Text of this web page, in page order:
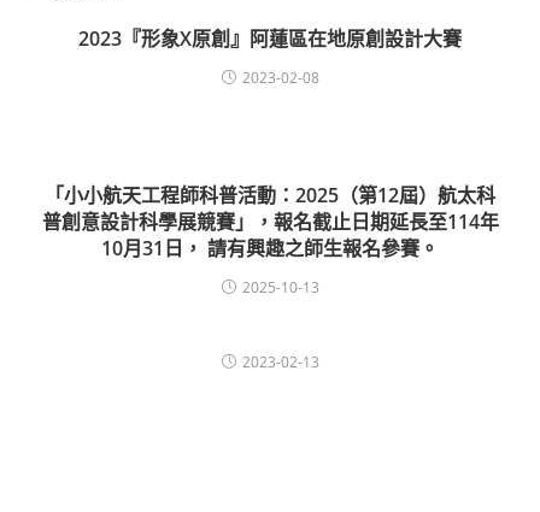
2023『形象X原創』阿蓮區在地原創設計大賽
2023-02-08
「小小航天工程師科普活動：2025（第12屆）航太科
普創意設計科學展競賽」，報名截止日期延長至114年
10月31日， 請有興趣之師生報名參賽。
2025-10-13
2023-02-13